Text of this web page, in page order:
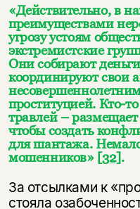
«Действительно, в
преимуществами
угрозу устоям
экстремистские
Они собирают
координируют свои
проституцией. Кто-
травлей –
чтобы создать
для шантажа.
мошенников» [32].
За отсылками к
стояла